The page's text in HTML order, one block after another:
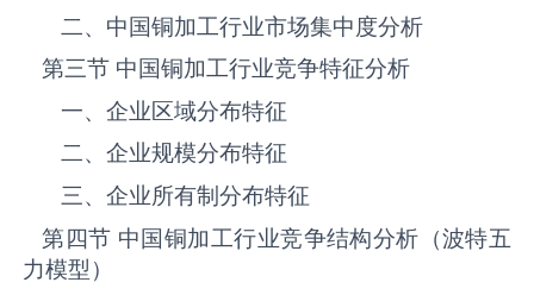
二、中国‌‌‌‌‌‌‌铜加工‌‌‌‌‌‌‌‌‌‌‌‌‌‌‌‌‌‌‌行业市场集中度分析
第三节 中国‌‌‌‌‌‌‌铜加工‌‌‌‌‌‌‌‌‌‌‌‌‌‌‌‌‌‌‌行业竞争特征分析
一、企业区域分布特征
二、企业规模分布特征
三、企业所有制分布特征
第四节 中国‌‌‌‌‌‌‌铜加工‌‌‌‌‌‌‌‌‌‌‌‌‌‌‌‌‌‌‌行业竞争结构分析（波特五
力模型）